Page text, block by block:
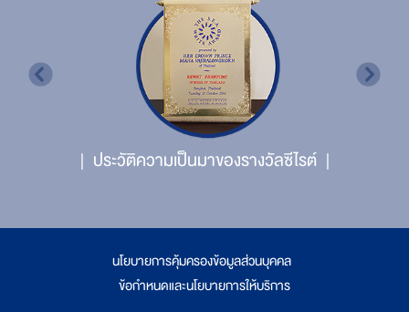
ประวัติความเป็นมาของรางวัลซีไรต์
นโยบายการคุ้มครองข้อมูลส่วนบุคคล
ข้อกำหนดและนโยบายการให้บริการ